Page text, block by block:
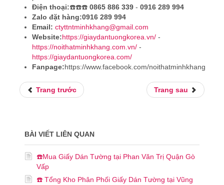
Điện thoại:☎️☎️☎️ 0865 886 339 - 0916 289 994
Zalo đặt hàng:0916 289 994
Email: ctyttntminhkhang@gmail.com
Website:https://giaydantuongkorea.vn/ -
https://noithatminhkhang.com.vn/ -
https://giaydantuongkorea.com/
Fanpage:https://www.facebook.com/noithatminhkhang
Trang trước Trang sau
BÀI VIẾT LIÊN QUAN
☎️Mua Giấy Dán Tường tại Phan Văn Trị Quận Gò
Vấp
☎️ Tổng Kho Phân Phối Giấy Dán Tường tại Vũng